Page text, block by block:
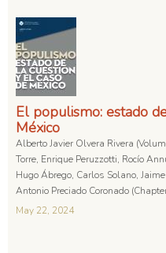
El populismo: estado
México
Alberto Javier Olvera Rivera
Torre, Enrique Peruzzotti, Rocío
Hugo Ábrego, Carlos Solano,
Antonio Preciado Coronado
May 22, 2024